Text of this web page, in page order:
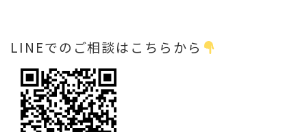
LINEでのご相談はこちらから